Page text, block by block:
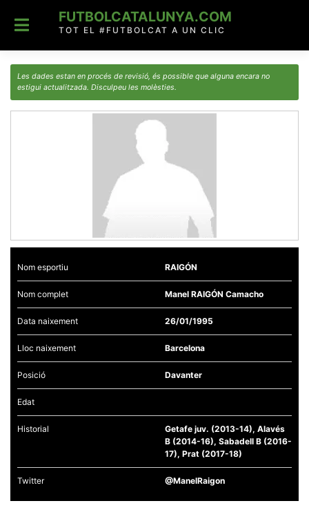
content
FUTBOLCATALUNYA.COM
TOT EL #FUTBOLCAT A UN CLIC
Les dades estan en procés de revisió, és possible que alguna encara no
estigui actualitzada. Disculpeu les molèsties.
Nom esportiu RAIGÓN
Nom complet Manel RAIGÓN Camacho
Data naixement 26/01/1995
Lloc naixement Barcelona
Posició Davanter
Edat
Historial
Getafe juv. (2013-14), Alavés
B (2014-16), Sabadell B (2016-
17), Prat (2017-18)
Twitter @ManelRaigon
Necessàries
cookies no
són
opcionals,
són
necessàries
per al
funcionament
tècnic de la